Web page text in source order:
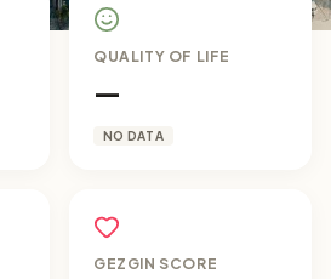
QUALITY OF LIFE
—
NO DATA
GEZGIN SCORE